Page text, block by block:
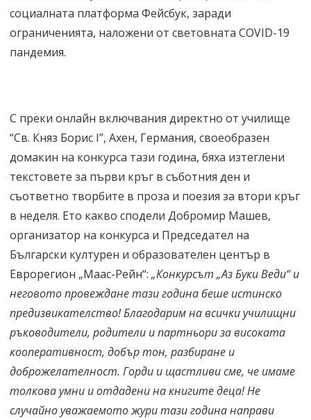
социалната платформа Фейсбук, заради
ограниченията, наложени от световната COVID-19
пандемия.
С преки онлайн включвания директно от училище
“Св. Княз Борис I”, Ахен, Германия, своеобразен
домакин на конкурса тази година, бяха изтеглени
текстовете за първи кръг в съботния ден и
съответно творбите в проза и поезия за втори кръг
в неделя. Ето какво сподели Добромир Машев,
организатор на конкурса и Председател на
Български културен и образователен център в
Еврорегион „Маас-Рейн“: „Конкурсът „Аз Буки Веди“ и
неговото провеждане тази година беше истинско
предизвикателство! Благодарим на всички училищни
ръководители, родители и партньори за високата
кооперативност, добър тон, разбиране и
доброжелателност. Горди и щастливи сме, че имаме
толкова умни и отдадени на книгите деца! Не
случайно уважаемото жури тази година направи